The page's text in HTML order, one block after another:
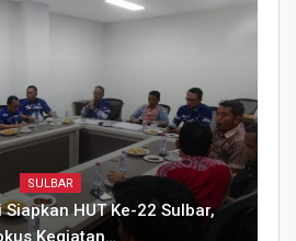
SULBAR
HUT Ke-22 Sulbar,
Kegiatan…